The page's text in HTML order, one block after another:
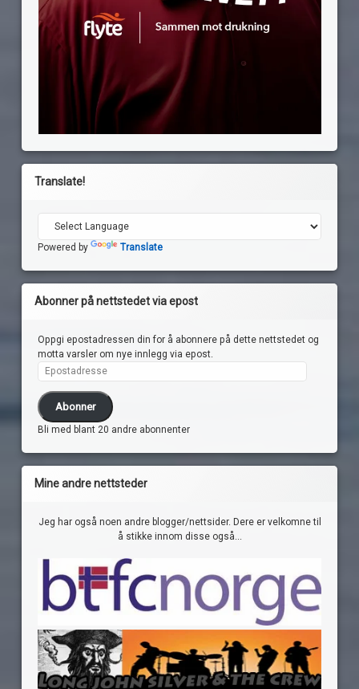
Translate!
Powered by Translate
Abonner på nettstedet via epost
Oppgi epostadressen din for å abonnere på dette nettstedet og
motta varsler om nye innlegg via epost.
Epostadresse
Abonner
Bli med blant 20 andre abonnenter
Mine andre nettsteder
Jeg har også noen andre blogger/nettsider. Dere er velkomne til
å stikke innom disse også...